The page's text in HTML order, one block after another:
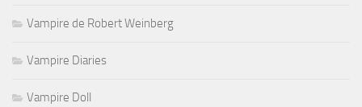
Vampire de Robert Weinberg
Vampire Diaries
Vampire Doll